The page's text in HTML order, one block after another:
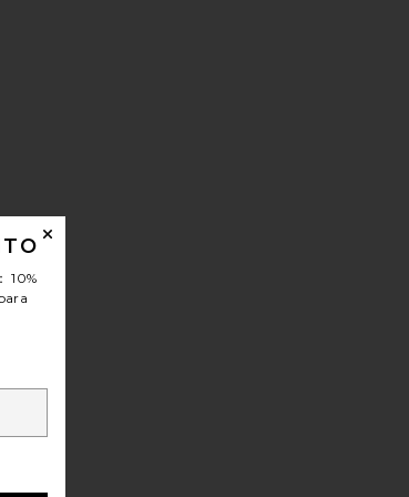
HÚMEDO MERMAID BRUSH THE MERMAID
10%